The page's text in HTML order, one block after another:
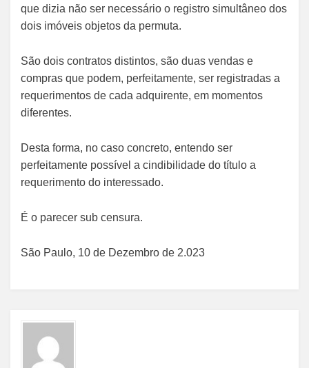
que dizia não ser necessário o registro simultâneo dos
dois imóveis objetos da permuta.
São dois contratos distintos, são duas vendas e
compras que podem, perfeitamente, ser registradas a
requerimentos de cada adquirente, em momentos
diferentes.
Desta forma, no caso concreto, entendo ser
perfeitamente possível a cindibilidade do título a
requerimento do interessado.
É o parecer sub censura.
São Paulo, 10 de Dezembro de 2.023